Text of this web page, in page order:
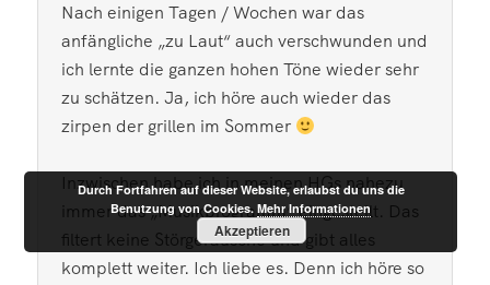
Nach einigen Tagen / Wochen war das
anfängliche „zu Laut“ auch verschwunden und
ich lernte die ganzen hohen Töne wieder sehr
zu schätzen. Ja, ich höre auch wieder das
zirpen der grillen im Sommer
Inzwischen habe ich in meinen HGs nahezu
immer das „Musikprogramm“ eingestellt. Das
filtert keine Störgeräusche und gibt alles
komplett weiter. Ich liebe es. Denn ich höre so
Durch Fortfahren auf dieser Website, erlaubst du uns die
Benutzung von Cookies.Mehr Informationen
Akzeptieren